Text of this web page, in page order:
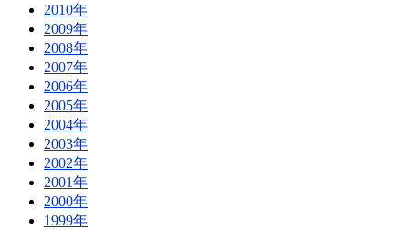
2010年
2009年
2008年
2007年
2006年
2005年
2004年
2003年
2002年
2001年
2000年
1999年